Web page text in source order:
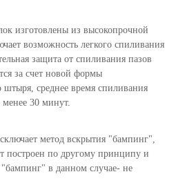
изготовлены из высокопрочной
возможность легкого спиливания
защита от спиливания пазов
за счет новой формы
штыря, среднее время спиливания
менее 30 минут.
метод вскрытия "бампинг",
построен по другому принципу и
в данном случае- не